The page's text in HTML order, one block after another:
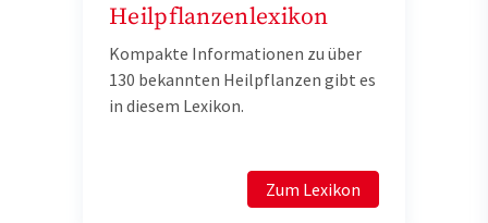
Heilpflanzenlexikon
Kompakte Informationen zu über
130 bekannten Heilpflanzen gibt es
in diesem Lexikon.
Zum Lexikon